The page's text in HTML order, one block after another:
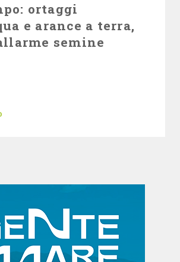
ortaggi
e arance a terra,
semine